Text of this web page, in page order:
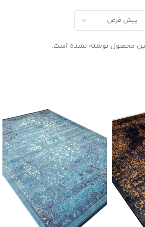
محصول نوشته نشده است.